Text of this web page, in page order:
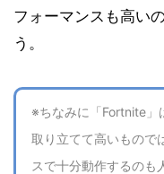
フォーマンスも高い
う。
※ちなみに「Fortnite」
取り立てて高いもので
スで十分動作するのも